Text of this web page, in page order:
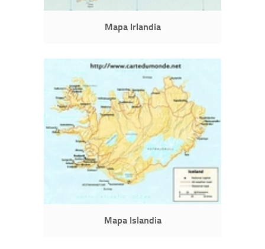
Mapa Irlandia
Mapa Islandia